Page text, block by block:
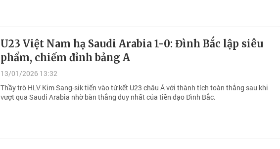
U23 Việt Nam hạ Saudi Arabia 1-0: Đình Bắc lập siêu
phẩm, chiếm đỉnh bảng A
13/01/2026 13:32
Thầy trò HLV Kim Sang-sik tiến vào tứ kết U23 châu Á với thành tích toàn thắng sau khi
vượt qua Saudi Arabia nhờ bàn thắng duy nhất của tiền đạo Đình Bắc.